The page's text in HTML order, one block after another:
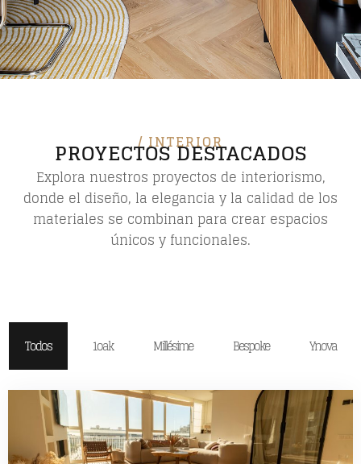
/ INTERIOR
PROYECTOS DESTACADOS
Explora nuestros proyectos de interiorismo,
donde el diseño, la elegancia y la calidad de los
materiales se combinan para crear espacios
únicos y funcionales.
Todos 1oak Millésime Bespoke Ynova